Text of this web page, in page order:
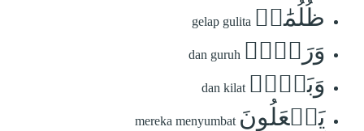
ظُلُمَٰتٞ gelap gulita
وَرَعۡدٞ dan guruh
وَبَرۡقٞ dan kilat
يَجۡعَلُونَ mereka menyumbat